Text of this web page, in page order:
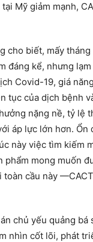
cho biết, mấy
đáng kể, nhưng
Covid-19, giá
tục của dịch bệnh
nặng nề, tỷ lệ
áp lực lớn hơn.
này việc tìm kiếm
phẩm mong muốn
cầu này
chủ yếu quảng
nhìn cốt lõi, phát